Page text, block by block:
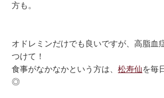
方も。
オドレミンだけでも良いですが、高脂血
つけて！
食事がなかなかという方は、 松寿仙を毎
◎